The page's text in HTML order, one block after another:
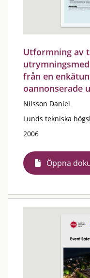
Utformning av
från en
oannonserade
Nilsson Daniel
Lunds tekniska
2006
Öppna